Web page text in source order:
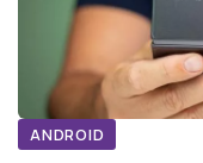
ANDROID